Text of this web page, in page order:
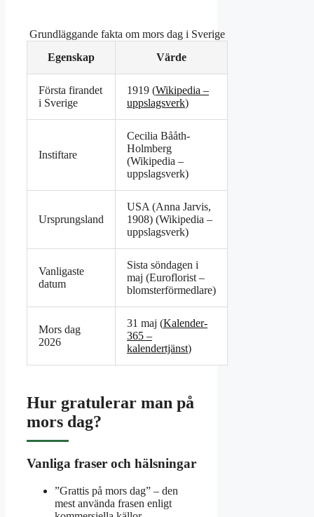
Grundläggande fakta om mors dag i Sverige
Egenskap
Värde
Första firandet
i Sverige
1919 (Wikipedia –
uppslagsverk)
Instiftare
Cecilia Bååth-
Holmberg
(Wikipedia –
uppslagsverk)
Ursprungsland
USA (Anna Jarvis,
1908) (Wikipedia –
uppslagsverk)
Vanligaste
datum
Sista söndagen i
maj (Euroflorist –
blomsterförmedlare)
Mors dag
2026
31 maj (Kalender-
365 –
kalendertjänst)
Hur gratulerar man på
mors dag?
Vanliga fraser och hälsningar
”Grattis på mors dag” – den
mest använda frasen enligt